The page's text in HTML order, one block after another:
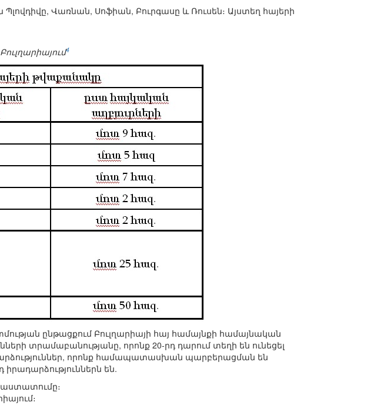
Վառնան, Սոֆիան, Բուրգասը և Ռուսեն։ Այստեղ հայերի
4
ընթացքում Բուլղարիայի հայ համայնքի համայնական
տրամաբանությանը, որոնք 20-րդ դարում տեղի են ունեցել
որոնք համապատասխան պարբերացման են
իրադարձություններն են.